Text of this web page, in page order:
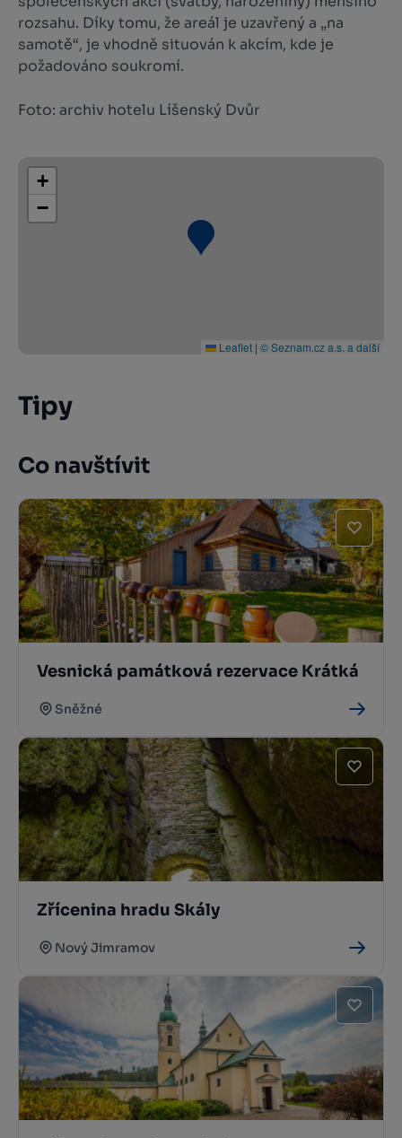
rozsahu. Díky tomu, že areál je uzavřený a „na
samotě“, je vhodně situován k akcím, kde je
požadováno soukromí.
Foto: archiv hotelu Líšenský Dvůr
+
−
Leaflet | © Seznam.cz a.s. a další
Tipy
Co navštívit
Vesnická památková rezervace Krátká
Sněžné
Zřícenina hradu Skály
Nový Jimramov